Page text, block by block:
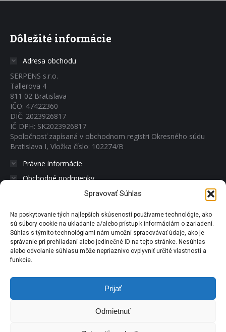
Spravovať Súhlas
Na poskytovanie tých najlepších skúseností používame technológie, ako
sú súbory cookie na ukladanie a/alebo prístup k informáciám o zariadení.
Súhlas s týmito technológiami nám umožní spracovávať údaje, ako je
správanie pri prehliadaní alebo jedinečné ID na tejto stránke. Nesúhlas
alebo odvolanie súhlasu môže nepriaznivo ovplyvniť určité vlastnosti a
funkcie.
Prijať
Odmietnuť
Dôležité informácie
Adresa obchodu
SERPENS s.r.o.
Tallerova 4
811 02 Bratislava
IČO: 47422360
DIČ: 2023926817
IČ DPH: SK2023926817
Spoločnosť zapísaná v obchodnom registri Okresného súdu
Bratislava I, Vložka číslo: 102274/B
Právne informácie
Obchodné podmienky
Reklamácie a vrátenie tovaru
+421 948 547 776
info@pravyzensen.sk
opensopensopensopensopens